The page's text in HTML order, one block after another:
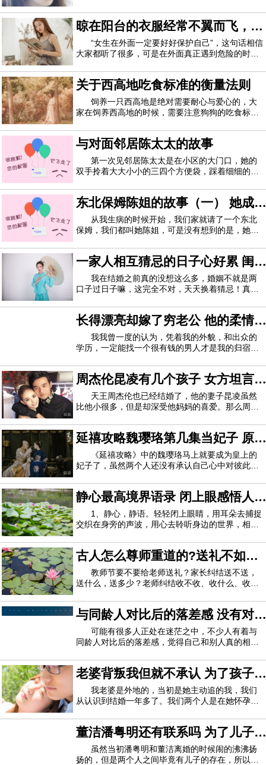
意。我的想法很简单，要么两个人好好相处，要么就分开，可
是都做不到。我该如何和他说分手？
怎样跟女朋友提分手比较好？
寻找合适的时机跟对方提出分手。最好单独把对方约出
来，找一个私人场所，跟对方好好说一说。做事不要太绝情，
不要在一些公共场合跟对方提出分手，这样会让对方很难堪，
给对方留一点颜面。
做不成情侣也不要做仇人。两个人毕竟曾经相爱了那么
久，一起经历了那么多风风雨雨，一起经历了人生那么多喜怒
哀乐，都曾是对方生命里最重要的人。分手的时候就不要辱骂
对方，也不要去指责对方，更不要大打出手。
分手的理由要委婉一些。不要去伤害对方，理由最好说是
你自身的问题，或者是你们双方共同面对却解决不了的问题，
结果不得不分手。不要说对方怎么怎么不好，你来结束这段感
情已经是对对方非常大的伤害了，你又怎么忍心在她的伤口上
撒盐。
始认识的时候是朋友带朋友出去玩才认识，后来加
了微信，聊着聊着约会了几次就在一起了，她的性
格很强，认识不到2个星期就去她家坐了坐，
晾在阳台的衣服经常不翼而飞，合
租男生竟然在浴室安装摄像头
“女生在外面一定要好好保护自己”，这句话相信
大家都听了很多，可是在外面真正遇到危险的时候
时大学刚毕业，为了省钱在网上找合租的房子，看
起来房子很好找但其实想要找到一个比较合适的还
是很难。当时我在网上找了一个看起来不
关于西高地吃食标准的衡量法则
饲养一只西高地是绝对需要耐心与爱心的，大
家在饲养西高地的时候，需要注意狗狗的吃食标
误的饲养方法对狗狗也是很失职的。西高地对吃食
的需求量也是很大的，这也是维系狗狗健康的方
法，可是你要知道西高地喜欢怎么的吃食，还应该
与对面邻居陈太太的故事
第一次见邻居陈太太是在小区的大门口，她的
双手拎着大大小小的三四个方便袋，踩着细细的高
然发现她就是刚搬到我们对门的人，丈夫姓陈。从
陈太太的话里，我知道她一个人很是寂寞，从陈太
太的状态来看，我感觉她是一个家庭主妇，后
东北保姆陈姐的故事（一） 她成
了我们家不可缺少的一员
从我生病的时候开始，我们家就请了一个东北
保姆，我们都叫她陈姐，可是没有想到的是，她和
不是应该离她远一些才好。我和丈夫今年已经结婚
八年了，人家都说婚姻有七年之痒，不过我们并没
有时间在乎这个，因为从去年开始，我的身体
一家人相互猜忌的日子心好累 闺
蜜做了我的妯娌感情全变了
我在结婚之前真的没想这么多，婚姻不就是两
口子过日子嘛，这完全不对，天天换着猜忌！真是
战就不停歇！在我和妯娌之间的发生过很多故事，
有着很多感人的故事啊。要说这相处姑嫂之间的事
不是很好的相处，毕竟都是俩个媳妇总喜欢攀
长得漂亮却嫁了穷老公 他的柔情
与宽容彻底打动了我
我我曾一度的认为，凭着我的外貌，和出众的
学历，一定能找一个很有钱的男人才是我的归宿，
候，没有钱，但我现在很满足，他的柔情打动了
我！或许是曾经单身时的无忧生活过惯了，也不会
为了工作和生活而愁，日子过得很惬意。自从失恋
周杰伦昆凌有几个孩子 女方坦言
想在25岁前生三胎
天王周杰伦也已经结婚了，他的妻子昆凌虽然
比他小很多，但是却深受他妈妈的喜爱。那么周董
吧！当时昆凌在预计生产之前，据说周杰伦也会请
假陪产。之后昆凌剖腹生下老二，有网友跟媒体爆
料周杰伦紧急跟《中国新歌声》请假返台。所以
延禧攻略魏璎珞第几集当妃子 原
来被封贵人是阴差阳错
《延禧攻略》中的魏璎珞马上就要成为皇上的
妃子了，虽然两个人还没有承认自己心中对彼此的
璎珞是第几集成为皇上的妃子的呢？在预告中，魏
璎珞是42集成为皇上的贵人的，因为皇上不希望魏
璎珞去太后身边祸害她，于是就称那是他的官
静心最高境界语录 闭上眼感悟人
生的真谛
1、静心，静语。轻轻闭上眼睛，用耳朵去捕捉
交织在身旁的声波，用心去聆听身边的世界，相信
很弱小，那就努力变得伟大一点，因为只有这样你
的人生境界才会变得不一样。可能当你变强大的时
候才会有空坐下来看花开花落的美景吧！3、
古人怎么尊师重道的?送礼不如赠
教师节要不要给老师送礼？家长纠结送不送，
送什么，送多少？老师纠结收不收、收什么、收多
讲究仁义礼智信的古人又是怎么尊师重道的呢？教
师节，一起说说“送礼”那些事儿吧！
与同龄人对比后的落差感 没有对
比就没有伤害
可能有很多人正处在迷茫之中，不少人有着与
同龄人对比后的落差感，觉得自己和别人真的相差
的一段时间我都在为我一把年纪还没开始正式大学
而痛苦，学业长时间的受挫让我越来越失去了对自
己的信心，看着同龄人以及身边人的实际年
老婆背叛我但就不承认 为了孩子
我一直忍让
我老婆是外地的，当初是她主动追的我，我们
从认识到结婚一年多了。我们两个人是在她怀孕一
部国道边，婚后跟亲兄弟又盖了一幢八层楼房，都
是自己辛苦奋斗的。我们2005年结的婚，婚后她一
直在家当主妇，我在深圳自己接工程，由于跟
董洁潘粤明还有联系吗 为了儿子
还是能做朋友的
虽然当初潘粤明和董洁离婚的时候闹的沸沸扬
扬的，但是两个人之间毕竟有儿子的存在，所以他